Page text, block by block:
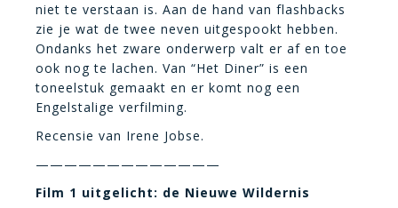
niet te verstaan is. Aan de hand van flashbacks
zie je wat de twee neven uitgespookt hebben.
Ondanks het zware onderwerp valt er af en toe
ook nog te lachen. Van “Het Diner” is een
toneelstuk gemaakt en er komt nog een
Engelstalige verfilming.
Recensie van Irene Jobse.
—————————————
Film 1 uitgelicht: de Nieuwe Wildernis